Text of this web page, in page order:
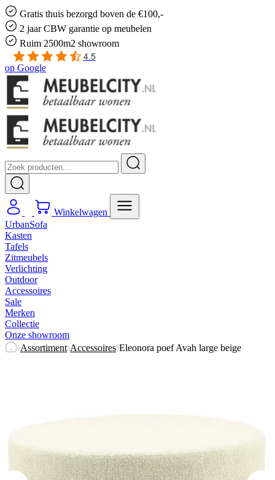
Gratis thuis bezorgd boven de €100,-
2 jaar CBW garantie op meubelen
Ruim 2500m2 showroom
4.5
op Google
Winkelwagen
UrbanSofa
Kasten
Tafels
Zitmeubels
Verlichting
Outdoor
Accessoires
Sale
Merken
Collectie
Onze showroom
Assortiment Accessoires Eleonora poef Avah large beige